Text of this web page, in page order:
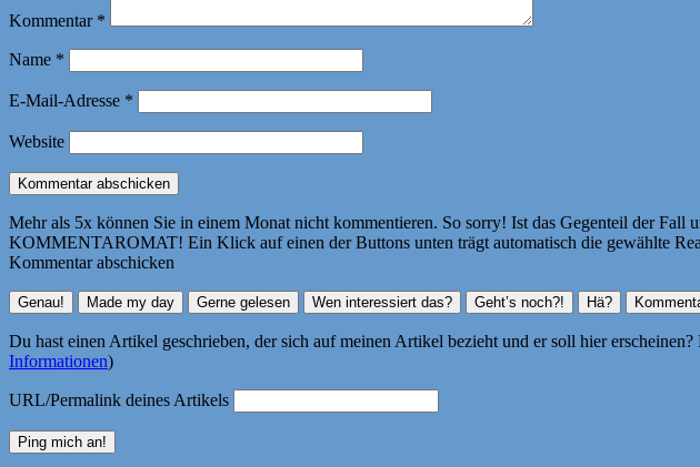
Kommentar *
Name *
E-Mail-Adresse *
Website
Mehr als 5x können Sie in einem Monat nicht kommentieren. So sorry! Ist das Gegenteil der Fall
KOMMENTAROMAT! Ein Klick auf einen der Buttons unten trägt automatisch die gewählte
Kommentar abschicken
Du hast einen Artikel geschrieben, der sich auf meinen Artikel bezieht und er soll hier
Informationen)
URL/Permalink deines Artikels